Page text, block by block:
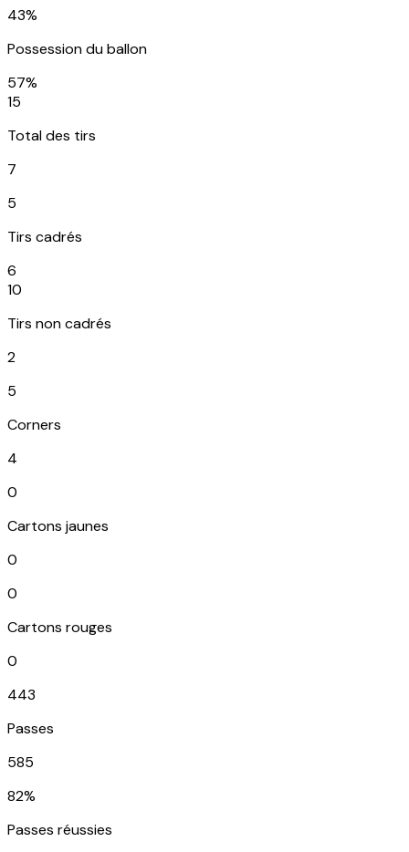
43%
Possession du ballon
57%
15
Total des tirs
7
5
Tirs cadrés
6
10
Tirs non cadrés
2
5
Corners
4
0
Cartons jaunes
0
0
Cartons rouges
0
443
Passes
585
82%
Passes réussies